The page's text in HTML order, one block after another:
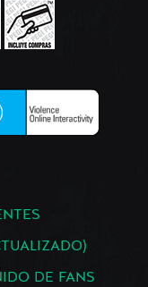
DE FANS